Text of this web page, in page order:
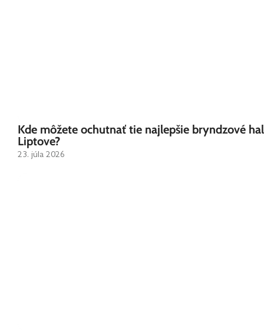
Kde môžete ochutnať tie najlepšie bryndzové
Liptove?
23. júla 2026